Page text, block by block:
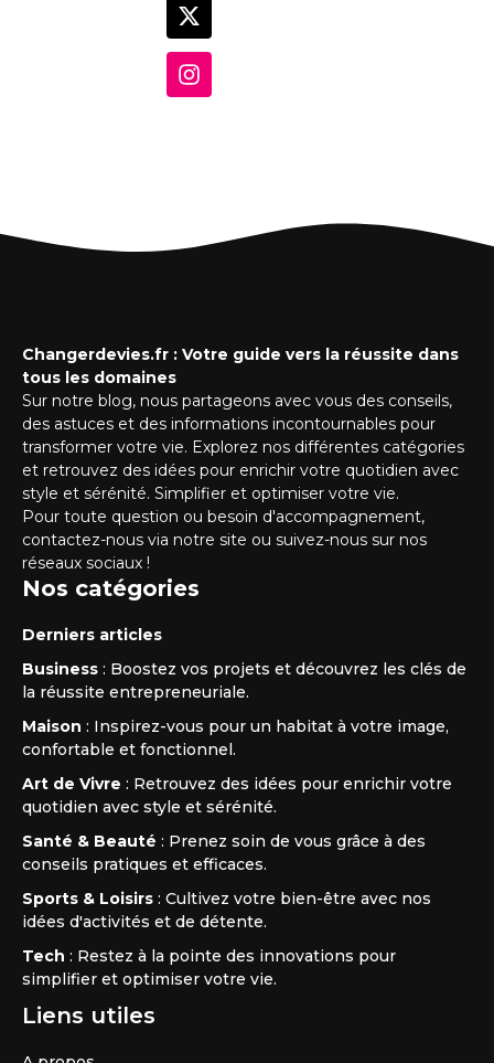
Changerdevies.fr : Votre guide vers la réussite dans
tous les domaines
Sur notre blog, nous partageons avec vous des conseils,
des astuces et des informations incontournables pour
transformer votre vie. Explorez nos différentes catégories
et retrouvez des idées pour enrichir votre quotidien avec
style et sérénité. Simplifier et optimiser votre vie.
Pour toute question ou besoin d'accompagnement,
contactez-nous via notre site ou suivez-nous sur nos
réseaux sociaux !
Nos catégories
Derniers articles
Business : Boostez vos projets et découvrez les clés de
la réussite entrepreneuriale.
Maison : Inspirez-vous pour un habitat à votre image,
confortable et fonctionnel.
Art de Vivre : Retrouvez des idées pour enrichir votre
quotidien avec style et sérénité.
Santé & Beauté : Prenez soin de vous grâce à des
conseils pratiques et efficaces.
Sports & Loisirs : Cultivez votre bien-être avec nos
idées d'activités et de détente.
Tech : Restez à la pointe des innovations pour
simplifier et optimiser votre vie.
Liens utiles